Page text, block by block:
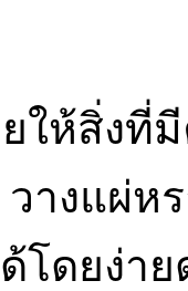
ห้สิ่งที่
างแผ่ห
โดยง่า